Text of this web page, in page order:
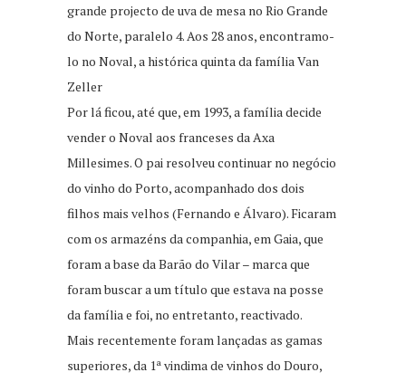
grande projecto de uva de mesa no Rio Grande
do Norte, paralelo 4. Aos 28 anos, encontramo-
lo no Noval, a histórica quinta da família Van
Zeller
Por lá ficou, até que, em 1993, a família decide
vender o Noval aos franceses da Axa
Millesimes. O pai resolveu continuar no negócio
do vinho do Porto, acompanhado dos dois
filhos mais velhos (Fernando e Álvaro). Ficaram
com os armazéns da companhia, em Gaia, que
foram a base da Barão do Vilar – marca que
foram buscar a um título que estava na posse
da família e foi, no entretanto, reactivado.
Mais recentemente foram lançadas as gamas
superiores, da 1ª vindima de vinhos do Douro,